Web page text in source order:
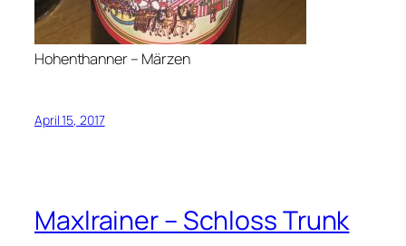
Hohenthanner – Märzen
April 15, 2017
Maxlrainer – Schloss Trunk